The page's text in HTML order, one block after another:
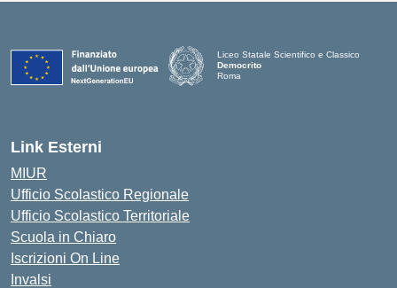
Liceo Statale Scientifico e Classico
Democrito
Roma
Link Esterni
MIUR
Ufficio Scolastico Regionale
Ufficio Scolastico Territoriale
Scuola in Chiaro
Iscrizioni On Line
Invalsi